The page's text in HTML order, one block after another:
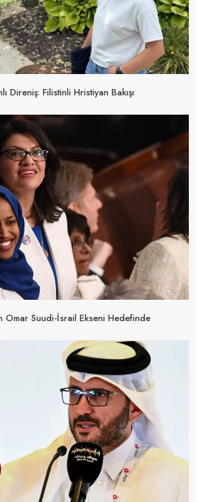
Direniş: Filistinli Hristiyan Bakışı
Omar Suudi-İsrail Ekseni Hedefinde